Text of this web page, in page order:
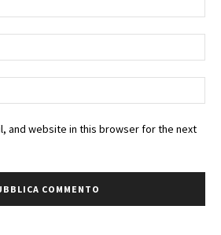
and website in this browser for the next